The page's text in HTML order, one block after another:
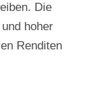
Die
hoher
Renditen